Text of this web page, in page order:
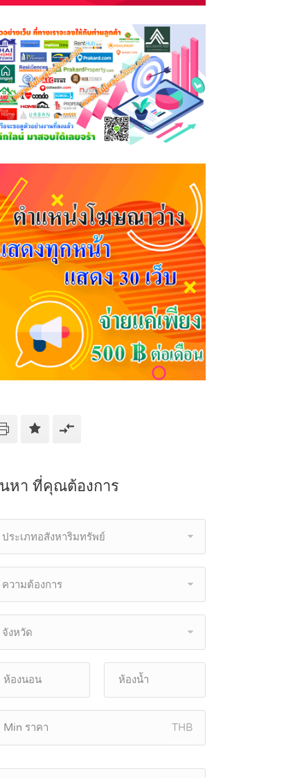
หา ที่คุณต้องการ
ประเภทอสังหาริมทรัพย์
ความต้องการ
จังหวัด
THB